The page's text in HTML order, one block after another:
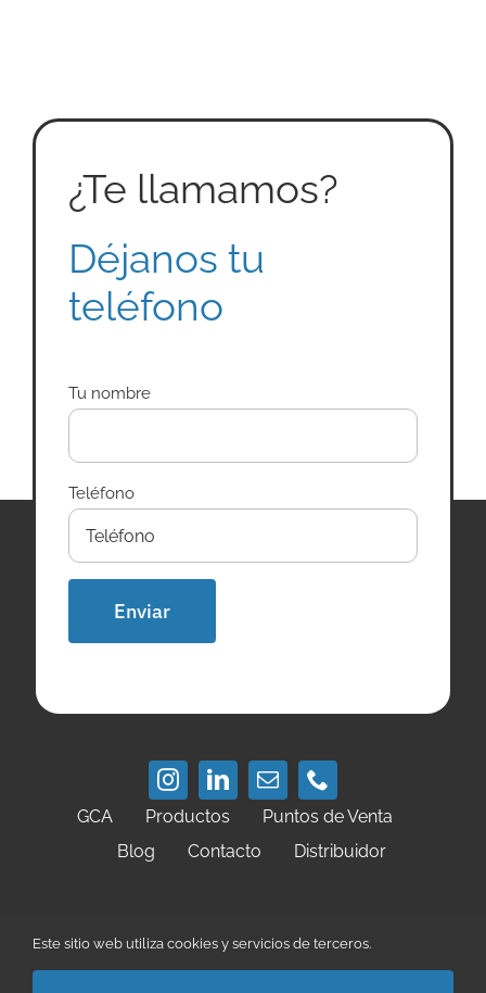
¿Te llamamos?
Déjanos tu
teléfono
Tu nombre
Teléfono
GCA Productos
Puntos de Venta
Blog
Contacto Distribuidor
Política de Privacidad
Política de Cookies
Condiciones de Uso
Este sitio web utiliza cookies y servicios de terceros.